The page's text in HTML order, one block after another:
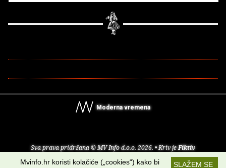
Moderna vremena
Sva prava pridržana © MV Info d.o.o. 2026. • Kriv jeFiktiv
SLAŽEM SE
Mvinfo.hr koristi kolačiće („cookies“) kako bi